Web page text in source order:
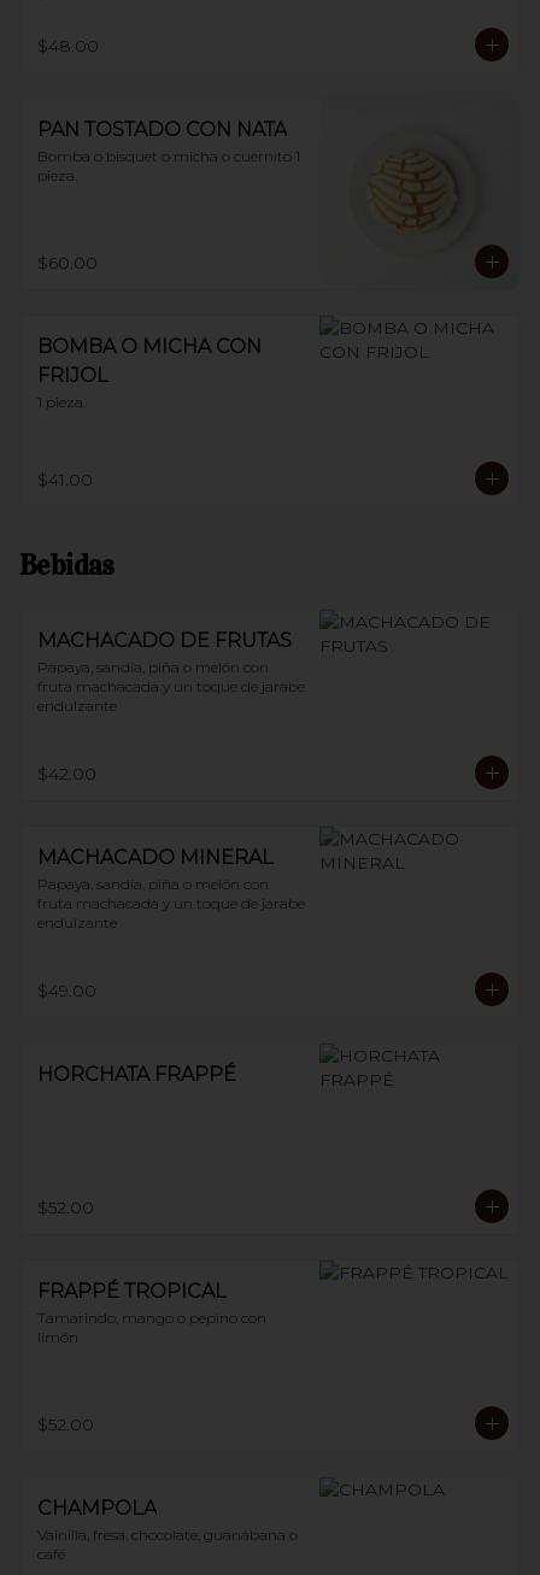
$48.00
PAN TOSTADO CON NATA
Bomba o bisquet o micha o cuernito 1
pieza.
$60.00
BOMBA O MICHA CON
FRIJOL
1 pieza.
$41.00
Bebidas
MACHACADO DE FRUTAS
Papaya, sandía, piña o melón con
fruta machacada y un toque de jarabe
endulzante
$42.00
MACHACADO MINERAL
Papaya, sandía, piña o melón con
fruta machacada y un toque de jarabe
endulzante
$49.00
HORCHATA FRAPPÉ
$52.00
FRAPPÉ TROPICAL
Tamarindo, mango o pepino con
limón
$52.00
CHAMPOLA
Vainilla, fresa, chocolate, guanábana o
café